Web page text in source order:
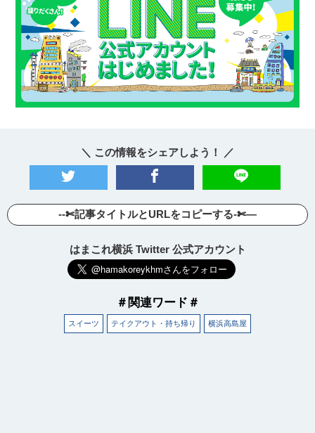
＼ この情報をシェアしよう！ ／
--✄記事タイトルとURLをコピーする-✄—
はまこれ横浜 Twitter 公式アカウント
＃関連ワード＃
スイーツ テイクアウト・持ち帰り 横浜高島屋